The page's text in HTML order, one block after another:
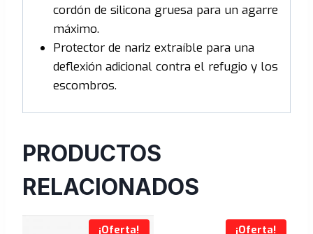
cordón de silicona gruesa para un agarre
máximo.
Protector de nariz extraíble para una
deflexión adicional contra el refugio y los
escombros.
PRODUCTOS
RELACIONADOS
¡Oferta! ¡Oferta!